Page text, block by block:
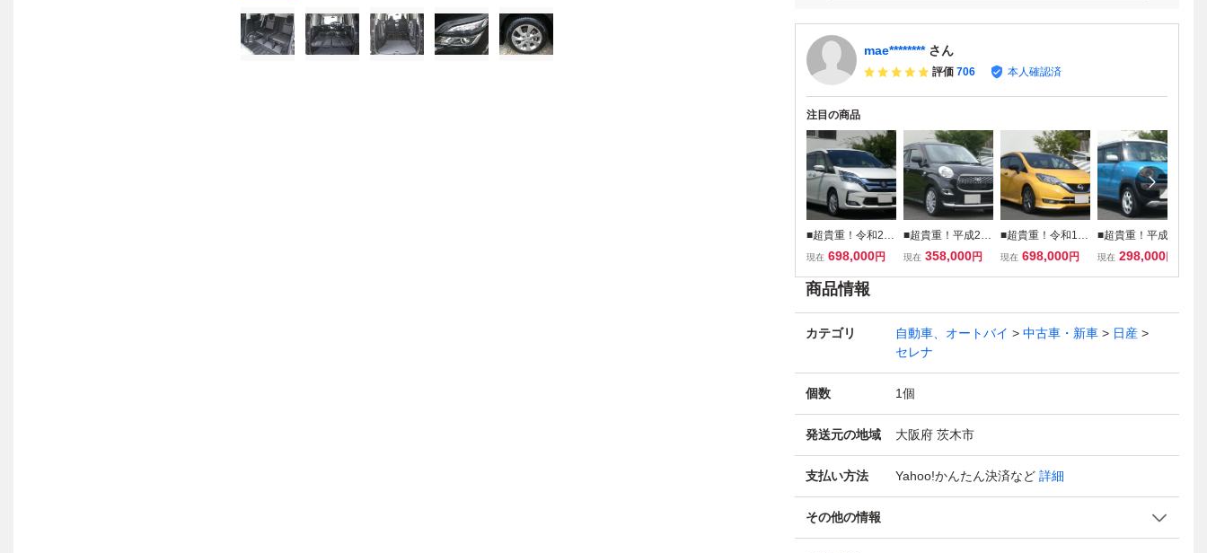
mae******** さん
評価 706 本人確認済
注目の商品
■超貴重！令和2年
10月 5AA-SGC27
ィHV 無事故 実走
行 禁煙車 上級2.0
G 両側Pドア 純正
9インチナビ ETC
現在 698,000円
■超貴重！平成29
年8月DBA-LA250
実走行 実質1オー
ナー ナビ TV ETC
ドラレコ 検査有
現在 358,000円
■超貴重！令和1年
8月 DAA-HE12型
書付 実走行32600
キロ 純正ナビ TV
現在 698,000円
■超貴重！平成27
年2月 DBA-MS31
ート ブルーツート
ン ナビ TV ETC 車
現在 298,000
商品情報
カテゴリ 自動車、オートバイ 中古車・新車
日産
セレナ
個数 1個
発送元の地域 大阪府 茨木市
支払い方法 Yahoo!かんたん決済など 詳細
その他の情報